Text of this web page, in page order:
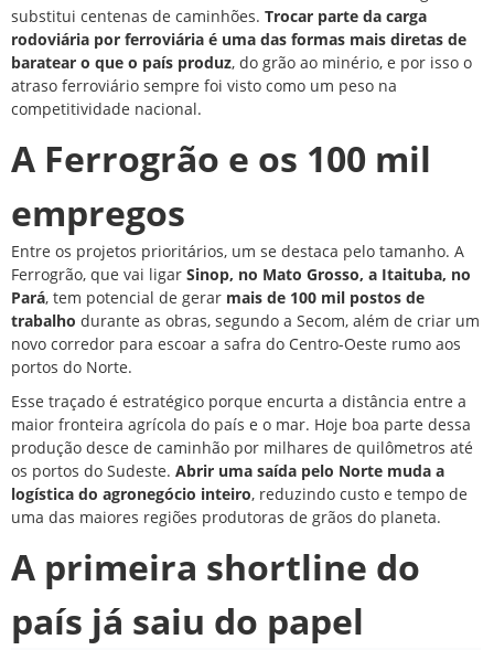
substitui centenas de caminhões. Trocar parte da carga
rodoviária por ferroviária é uma das formas mais diretas de
baratear o que o país produz, do grão ao minério, e por isso o
atraso ferroviário sempre foi visto como um peso na
competitividade nacional.
A Ferrogrão e os 100 mil
empregos
Entre os projetos prioritários, um se destaca pelo tamanho. A
Ferrogrão, que vai ligar Sinop, no Mato Grosso, a Itaituba, no
Pará, tem potencial de gerar mais de 100 mil postos de
trabalho durante as obras, segundo a Secom, além de criar um
novo corredor para escoar a safra do Centro-Oeste rumo aos
portos do Norte.
Esse traçado é estratégico porque encurta a distância entre a
maior fronteira agrícola do país e o mar. Hoje boa parte dessa
produção desce de caminhão por milhares de quilômetros até
os portos do Sudeste. Abrir uma saída pelo Norte muda a
logística do agronegócio inteiro, reduzindo custo e tempo de
uma das maiores regiões produtoras de grãos do planeta.
A primeira shortline do
país já saiu do papel